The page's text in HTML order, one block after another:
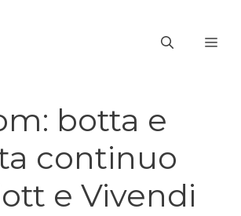
botta e
continuo
e Vivendi